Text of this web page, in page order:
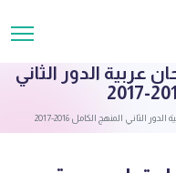
عربية الدور الثاني
الثاني المنهج الكامل 2016-2017